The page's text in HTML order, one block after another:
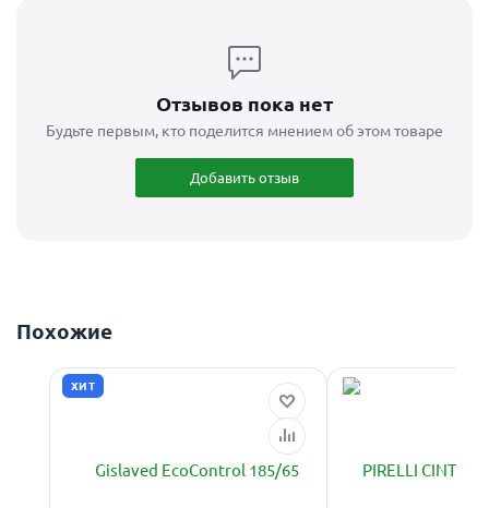
Отзывов пока нет
Будьте первым, кто поделится мнением об этом товаре
Добавить отзыв
Похожие
ХИТ